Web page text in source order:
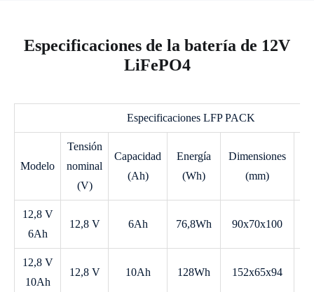
Especificaciones de la batería de 12V
LiFePO4
Especificaciones LFP PACK
Modelo
Tensión
nominal
(V)
Capacidad
(Ah)
Energía
(Wh)
Dimensiones
(mm)
12,8 V
6Ah
12,8 V 6Ah 76,8Wh 90x70x100
12,8 V
10Ah
12,8 V 10Ah 128Wh 152x65x94